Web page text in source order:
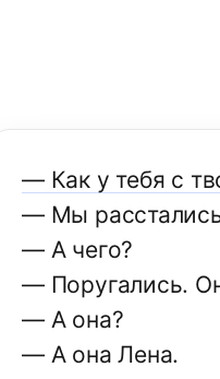
— Как у тебя с
— Мы
— А чего?
— Поругались.
— А она?
— А она Лена.